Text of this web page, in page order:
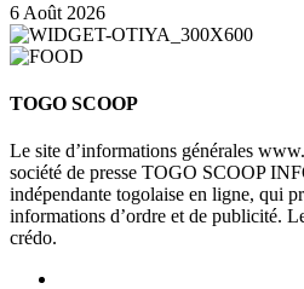
6 Août 2026
TOGO SCOOP
Le site d’informations générales
société de presse TOGO SCOOP
indépendante togolaise en ligne, qui
informations d’ordre et de publicité.
crédo.